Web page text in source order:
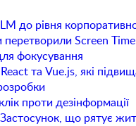
до рівня
Screen
фокусування
та Vue.js, які
проти дезінформації
що рятує